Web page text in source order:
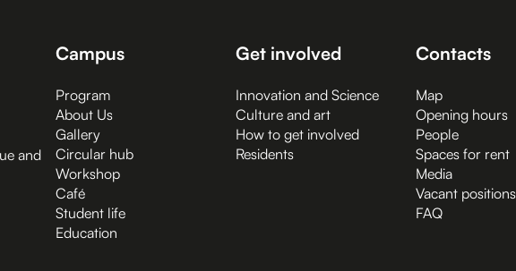
and
Campus
Program
About Us
Gallery
Circular hub
Workshop
Café
Student life
Education
Get involved
Innovation and Science
Culture and art
How to get involved
Residents
Contacts
Map
Opening hours
People
Spaces for rent
Media
Vacant positions
FAQ